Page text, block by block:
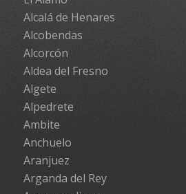
Alcalá de Henares
Alcobendas
Alcorcón
Aldea del Fresno
Algete
Alpedrete
Ambite
Anchuelo
Aranjuez
Arganda del Rey